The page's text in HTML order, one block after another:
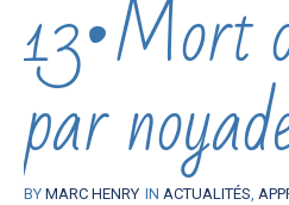
13•Mort
par
BY MARC HENRY IN ACTUALITÉS,